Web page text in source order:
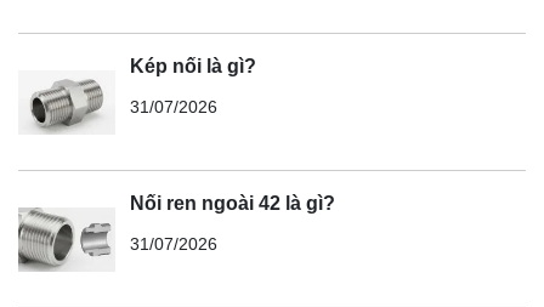
Kép nối là gì?
31/07/2026
Nối ren ngoài 42 là gì?
31/07/2026